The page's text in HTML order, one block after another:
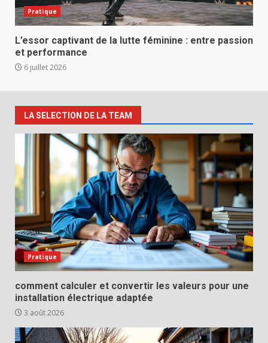
Pratique
L’essor captivant de la lutte féminine : entre passion
et performance
6 juillet 2026
LA SELECTION DE LA TEAM
Pratique
comment calculer et convertir les valeurs pour une
installation électrique adaptée
3 août 2026